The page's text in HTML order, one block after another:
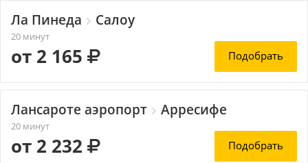
Ла Пинеда Салоу
20 минут
от 2 165 Подобрать
Лансароте аэропорт Арресифе
20 минут
от 2 232 Подобрать